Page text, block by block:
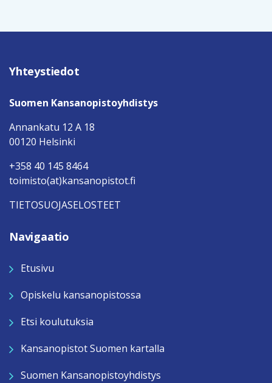
Yhteystiedot
Suomen Kansanopistoyhdistys
Annankatu 12 A 18
00120 Helsinki
+358 40 145 8464
toimisto(at)kansanopistot.fi
TIETOSUOJASELOSTEET
Navigaatio
Etusivu
Opiskelu kansanopistossa
Etsi koulutuksia
Kansanopistot Suomen kartalla
Suomen Kansanopistoyhdistys